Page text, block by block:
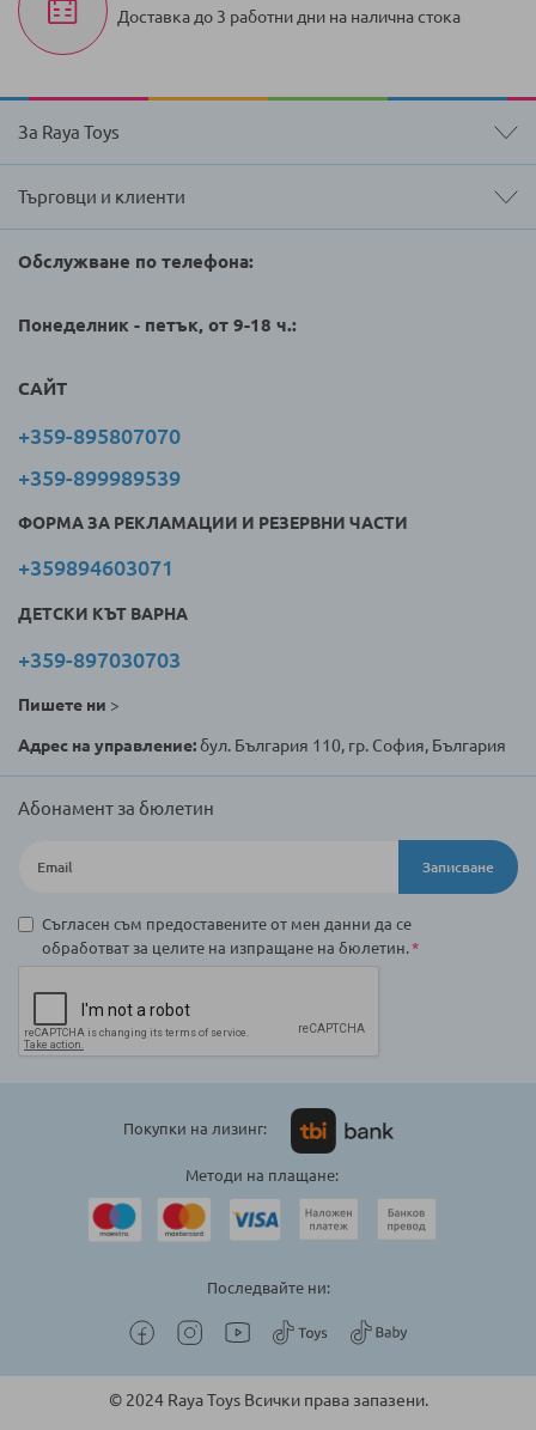
Доставка до 3 работни дни на налична стока
За Raya Toys
Търговци и клиенти
Обслужване по телефона:
Понеделник - петък, от 9-18 ч.:
САЙТ
+359-895807070
+359-899989539
ФОРМА ЗА РЕКЛАМАЦИИ И РЕЗЕРВНИ ЧАСТИ
+359894603071
ДЕТСКИ КЪТ ВАРНА
+359-897030703
Пишете ни >
Адрес на управление:бул. България 110, гр. София, България
Абонамент за бюлетин
Записване
Съгласен съм предоставените от мен данни да се
обработват за целите на изпращане на бюлетин.
Покупки на лизинг:
Методи на плащане:
Последвайте ни:
© 2024 Raya Toys Всички права запазени.